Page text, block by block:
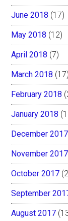
June 2018 (17)
May 2018 (12)
April 2018 (7)
March 2018 (17)
February 2018
January 2018
December 2017
November 2017
October 2017
September
August 2017